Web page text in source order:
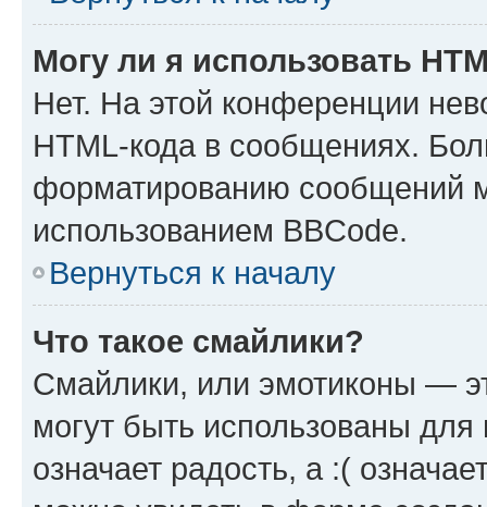
Могу ли я использовать
Нет. На этой конференции
HTML-кода в сообщениях.
форматированию сообщений
использованием BBCode.
Вернуться к началу
Что такое смайлики?
Смайлики, или эмотиконы —
могут быть использованы
означает радость, а :(